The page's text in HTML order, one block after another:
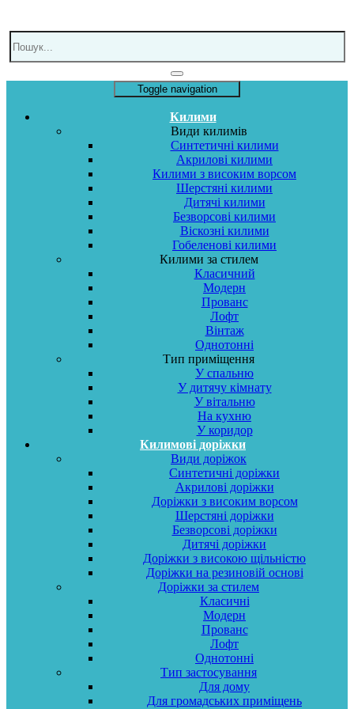
Toggle navigation
Килими
Види килимів
Синтетичні килими
Акрилові килими
Килими з високим ворсом
Шерстяні килими
Дитячі килими
Безворсові килими
Віскозні килими
Гобеленові килими
Килими за стилем
Класичний
Модерн
Прованс
Лофт
Вінтаж
Однотонні
Тип приміщення
У спальню
У дитячу кімнату
У вітальню
На кухню
У коридор
Килимові доріжки
Види доріжок
Синтетичні доріжки
Акрилові доріжки
Доріжки з високим ворсом
Шерстяні доріжки
Безворсові доріжки
Дитячі доріжки
Доріжки з високою щільністю
Доріжки на резиновій основі
Доріжки за стилем
Класичні
Модерн
Прованс
Лофт
Однотонні
Тип застосування
Для дому
Для громадських приміщень